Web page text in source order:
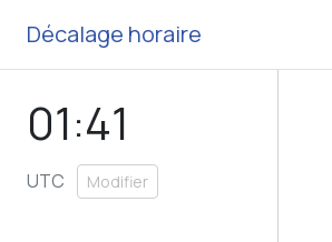
Décalage horaire
01:41
UTC Modifier